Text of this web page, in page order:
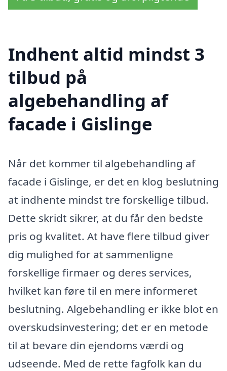
Indhent altid mindst 3
tilbud på
algebehandling af
facade i Gislinge
Når det kommer til algebehandling af
facade i Gislinge, er det en klog beslutning
at indhente mindst tre forskellige tilbud.
Dette skridt sikrer, at du får den bedste
pris og kvalitet. At have flere tilbud giver
dig mulighed for at sammenligne
forskellige firmaer og deres services,
hvilket kan føre til en mere informeret
beslutning. Algebehandling er ikke blot en
overskudsinvestering; det er en metode
til at bevare din ejendoms værdi og
udseende. Med de rette fagfolk kan du